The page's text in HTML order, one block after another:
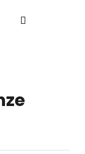
Doplňkový
Nákupní